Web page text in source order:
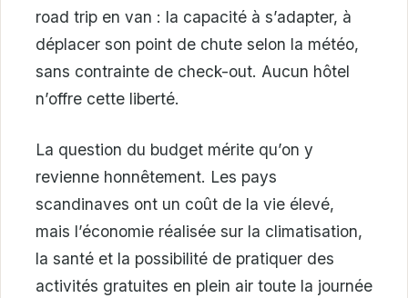
road trip en van : la capacité à s’adapter, à
déplacer son point de chute selon la météo,
sans contrainte de check-out. Aucun hôtel
n’offre cette liberté.
La question du budget mérite qu’on y
revienne honnêtement. Les pays
scandinaves ont un coût de la vie élevé,
mais l’économie réalisée sur la climatisation,
la santé et la possibilité de pratiquer des
activités gratuites en plein air toute la journée